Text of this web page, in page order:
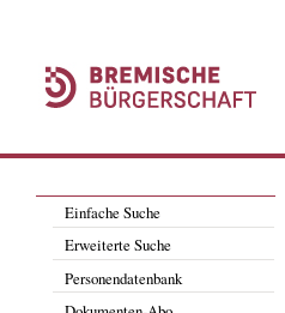
Einfache Suche
Erweiterte Suche
Personendatenbank